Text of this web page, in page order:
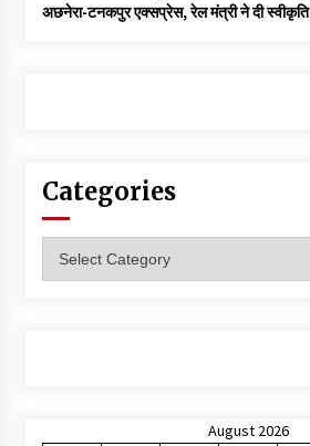
अछनेरा-टनकपुर एक्सप्रेस, रेल मंत्री ने दी स्वीकृति
Categories
August 2026